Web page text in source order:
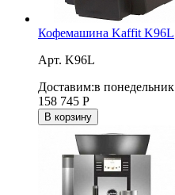
Кофемашина Kaffit K96L
Арт. K96L
Доставим:в понедельник
158 745 Р
В корзину